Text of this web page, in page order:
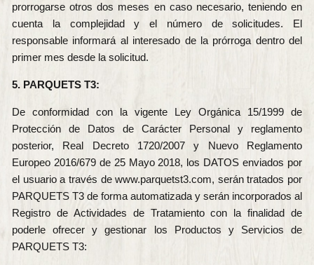
prorrogarse otros dos meses en caso necesario, teniendo en
cuenta la complejidad y el número de solicitudes. El
responsable informará al interesado de la prórroga dentro del
primer mes desde la solicitud.
5. PARQUETS T3:
De conformidad con la vigente Ley Orgánica 15/1999 de
Protección de Datos de Carácter Personal y reglamento
posterior, Real Decreto 1720/2007 y Nuevo Reglamento
Europeo 2016/679 de 25 Mayo 2018, los DATOS enviados por
el usuario a través de www.parquetst3.com, serán tratados por
PARQUETS T3 de forma automatizada y serán incorporados al
Registro de Actividades de Tratamiento con la finalidad de
poderle ofrecer y gestionar los Productos y Servicios de
PARQUETS T3: